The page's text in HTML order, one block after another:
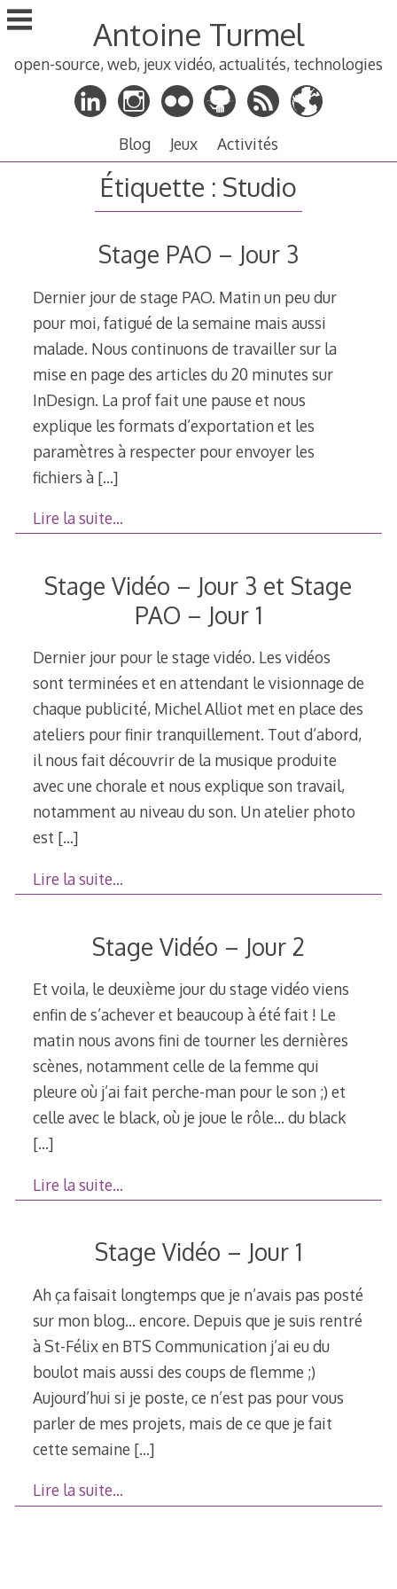
Aller
au
principal
Antoine Turmel
open-source, web, jeux vidéo, actualités, technologies
Blog Jeux Activités
Étiquette : Studio
Stage PAO – Jour 3
Dernier jour de stage PAO. Matin un peu dur
pour moi, fatigué de la semaine mais aussi
malade. Nous continuons de travailler sur la
mise en page des articles du 20 minutes sur
InDesign. La prof fait une pause et nous
explique les formats d’exportation et les
paramètres à respecter pour envoyer les
fichiers à […]
Lire la suite…
Stage Vidéo – Jour 3 et Stage
PAO – Jour 1
Dernier jour pour le stage vidéo. Les vidéos
sont terminées et en attendant le visionnage de
chaque publicité, Michel Alliot met en place des
ateliers pour finir tranquillement. Tout d’abord,
il nous fait découvrir de la musique produite
avec une chorale et nous explique son travail,
notamment au niveau du son. Un atelier photo
est […]
Lire la suite…
Stage Vidéo – Jour 2
Et voila, le deuxième jour du stage vidéo viens
enfin de s’achever et beaucoup à été fait ! Le
matin nous avons fini de tourner les dernières
scènes, notamment celle de la femme qui
pleure où j’ai fait perche-man pour le son ;) et
celle avec le black, où je joue le rôle… du black
[…]
Lire la suite…
Stage Vidéo – Jour 1
Ah ça faisait longtemps que je n’avais pas posté
sur mon blog… encore. Depuis que je suis rentré
à St-Félix en BTS Communication j’ai eu du
boulot mais aussi des coups de flemme ;)
Aujourd’hui si je poste, ce n’est pas pour vous
parler de mes projets, mais de ce que je fait
cette semaine […]
Lire la suite…